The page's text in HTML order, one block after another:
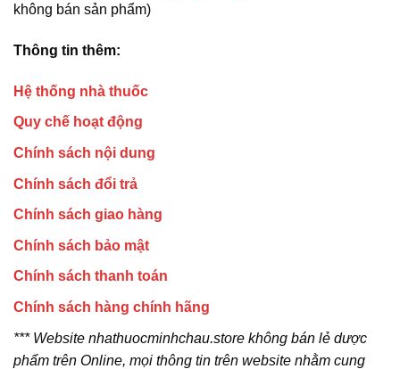
không bán sản phẩm)
Thông tin thêm:
Hệ thống nhà thuốc
Quy chế hoạt động
Chính sách nội dung
Chính sách đổi trả
Chính sách giao hàng
Chính sách bảo mật
Chính sách thanh toán
Chính sách hàng chính hãng
*** Website nhathuocminhchau.store không bán lẻ dược
phẩm trên Online, mọi thông tin trên website nhằm cung